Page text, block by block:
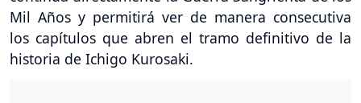
Mil Años y permitirá ver de manera consecutiva
los capítulos que abren el tramo definitivo de la
historia de Ichigo Kurosaki.